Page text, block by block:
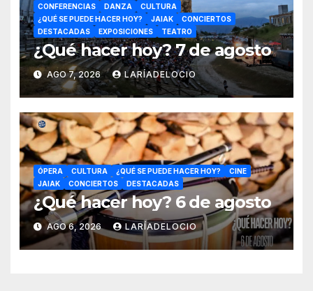
CONFERENCIAS DANZA
CULTURA
¿QUÉ SE PUEDE HACER HOY?
JAIAK
CONCIERTOS
DESTACADAS
EXPOSICIONES TEATRO
¿Qué hacer hoy? 7 de agosto
AGO 7, 2026 LARÍADELOCIO
ÓPERA CULTURA ¿QUÉ SE PUEDE HACER HOY?
CINE
JAIAK
CONCIERTOS DESTACADAS
¿Qué hacer hoy? 6 de agosto
AGO 6, 2026 LARÍADELOCIO